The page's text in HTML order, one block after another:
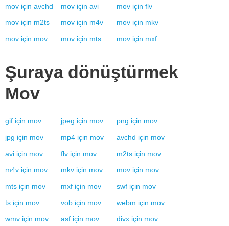
mov için avchd mov için avi mov için flv
mov için m2ts mov için m4v mov için mkv
mov için mov mov için mts mov için mxf
Şuraya dönüştürmek
Mov
gif için mov jpeg için mov png için mov
jpg için mov mp4 için mov avchd için mov
avi için mov flv için mov m2ts için mov
m4v için mov mkv için mov mov için mov
mts için mov mxf için mov swf için mov
ts için mov vob için mov webm için mov
wmv için mov asf için mov divx için mov